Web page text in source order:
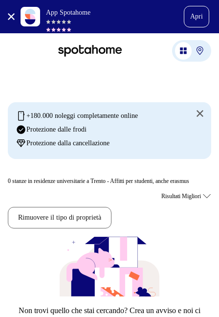
App Spotahome
Apri
mobile +180.000 noleggi completamente online
check_circleProtezione dalle frodi
diamondProtezione dalla cancellazione
0 stanze in residenze universitarie a Trento - Affitti per studenti, anche erasmus
Rimuovere il tipo di proprietà
Non trovi quello che stai cercando? Crea un avviso e noi ci